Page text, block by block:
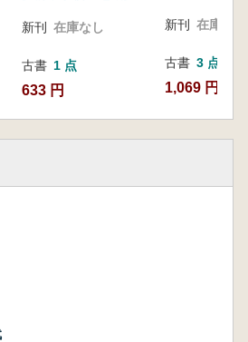
新刊 在庫なし
古書 1 点
633 円
新刊 在庫なし
古書 3 点
1,069 円~